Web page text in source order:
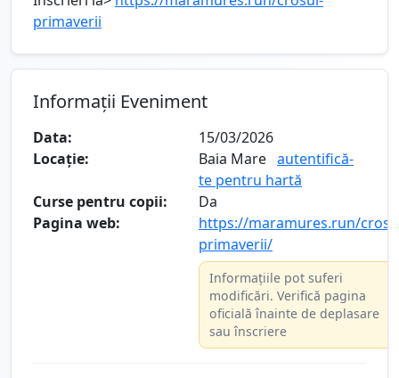
primaverii
Informații Eveniment
Data:
15/03/2026
Locație:
Baia Mare autentifică-
te pentru hartă
Curse pentru copii:
Da
Pagina web:
https://maramures.run/
primaverii/
Informațiile pot suferi
modificări. Verifică pagina
oficială înainte de deplasare
sau înscriere